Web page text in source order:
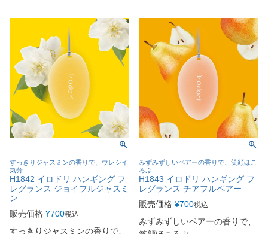
すっきりジャスミンの香りで、ウレシイ
気分
H1842 イロドリ ハンギング フ
レグランス ジョイフルジャスミ
ン
販売価格 ¥700税込
すっきりジャスミンの香りで、
みずみずしいペアーの香りで、笑顔ほこ
ろぶ
H1843 イロドリ ハンギング フ
レグランス チアフルペアー
販売価格 ¥700税込
みずみずしいペアーの香りで、